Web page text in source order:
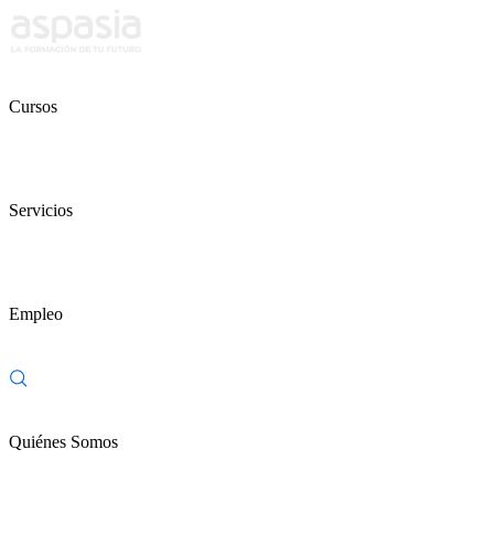
Cursos
Servicios
Empleo
Quiénes Somos